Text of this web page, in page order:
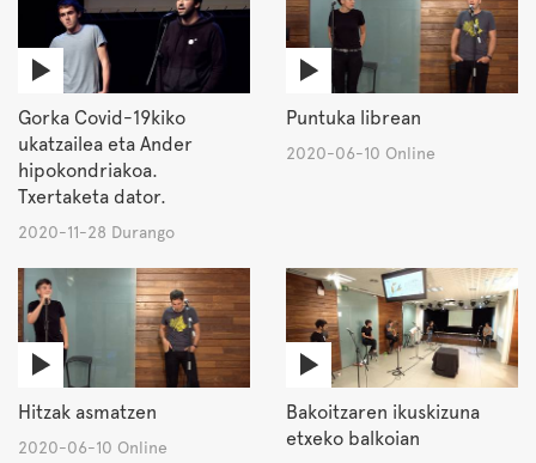
Gorka Covid-19kiko
ukatzailea eta Ander
hipokondriakoa.
Txertaketa dator.
2020-11-28 Durango
Puntuka librean
2020-06-10 Online
Hitzak asmatzen
2020-06-10 Online
Bakoitzaren ikuskizuna
etxeko balkoian